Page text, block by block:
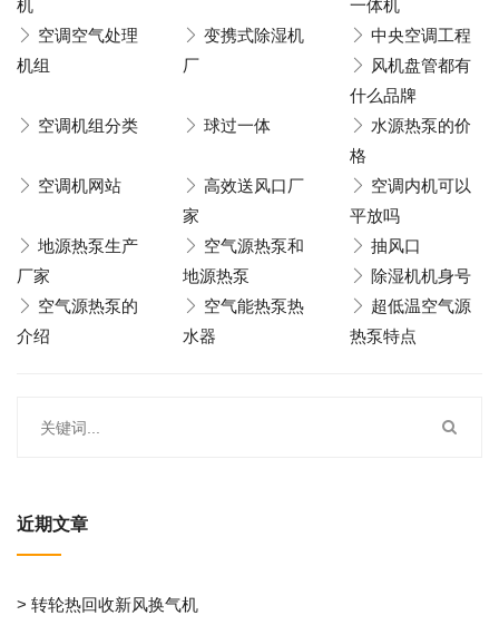
机
一体机
空调空气处理
机组
变携式除湿机
厂
中央空调工程
风机盘管都有
什么品牌
空调机组分类
球过一体
水源热泵的价
格
空调机网站
高效送风口厂
家
空调内机可以
平放吗
地源热泵生产
厂家
空气源热泵和
地源热泵
抽风口
除湿机机身号
空气源热泵的
介绍
空气能热泵热
水器
超低温空气源
热泵特点
近期文章
> 转轮热回收新风换气机